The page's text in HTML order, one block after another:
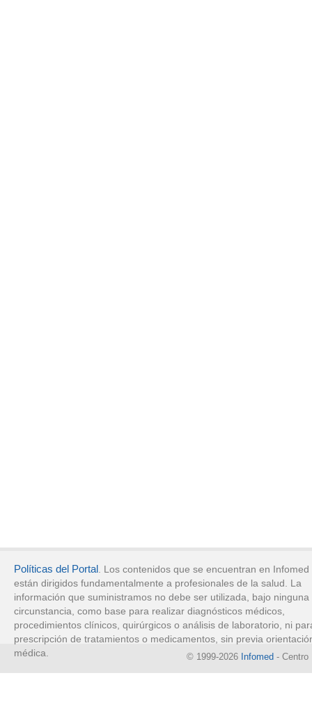
Políticas del Portal . Los contenidos que se encuentran en Infomed
están dirigidos fundamentalmente a profesionales de la salud. La
información que suministramos no debe ser utilizada, bajo ninguna
circunstancia, como base para realizar diagnósticos médicos,
procedimientos clínicos, quirúrgicos o análisis de laboratorio, ni
prescripción de tratamientos o medicamentos, sin previa
médica.
© 1999-2026 Infomed - Centro